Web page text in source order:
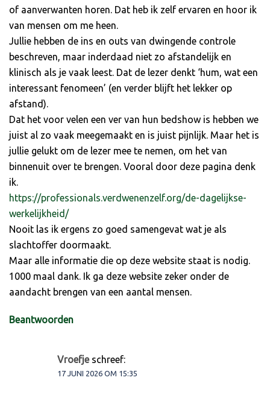
of aanverwanten horen. Dat heb ik zelf ervaren en hoor ik
van mensen om me heen.
Jullie hebben de ins en outs van dwingende controle
beschreven, maar inderdaad niet zo afstandelijk en
klinisch als je vaak leest. Dat de lezer denkt ‘hum, wat een
interessant fenomeen’ (en verder blijft het lekker op
afstand).
Dat het voor velen een ver van hun bedshow is hebben we
juist al zo vaak meegemaakt en is juist pijnlijk. Maar het is
jullie gelukt om de lezer mee te nemen, om het van
binnenuit over te brengen. Vooral door deze pagina denk
ik.
https://professionals.verdwenenzelf.org/de-dagelijkse-
werkelijkheid/
Nooit las ik ergens zo goed samengevat wat je als
slachtoffer doormaakt.
Maar alle informatie die op deze website staat is nodig.
1000 maal dank. Ik ga deze website zeker onder de
aandacht brengen van een aantal mensen.
Beantwoorden
Vroefje schreef:
17 JUNI 2026 OM 15:35